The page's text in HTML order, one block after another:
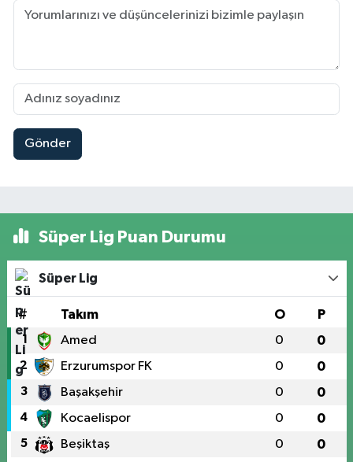
Gönder
Süper Lig Puan Durumu
Süper Lig
# Takım O P
1 Amed 0 0
2 Erzurumspor FK 0 0
3 Başakşehir 0 0
4 Kocaelispor 0 0
5 Beşiktaş 0 0